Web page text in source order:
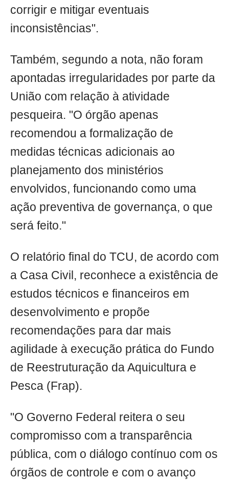
corrigir e mitigar eventuais
inconsistências".
Também, segundo a nota, não foram
apontadas irregularidades por parte da
União com relação à atividade
pesqueira. "O órgão apenas
recomendou a formalização de
medidas técnicas adicionais ao
planejamento dos ministérios
envolvidos, funcionando como uma
ação preventiva de governança, o que
será feito."
O relatório final do TCU, de acordo com
a Casa Civil, reconhece a existência de
estudos técnicos e financeiros em
desenvolvimento e propõe
recomendações para dar mais
agilidade à execução prática do Fundo
de Reestruturação da Aquicultura e
Pesca (Frap).
"O Governo Federal reitera o seu
compromisso com a transparência
pública, com o diálogo contínuo com os
órgãos de controle e com o avanço